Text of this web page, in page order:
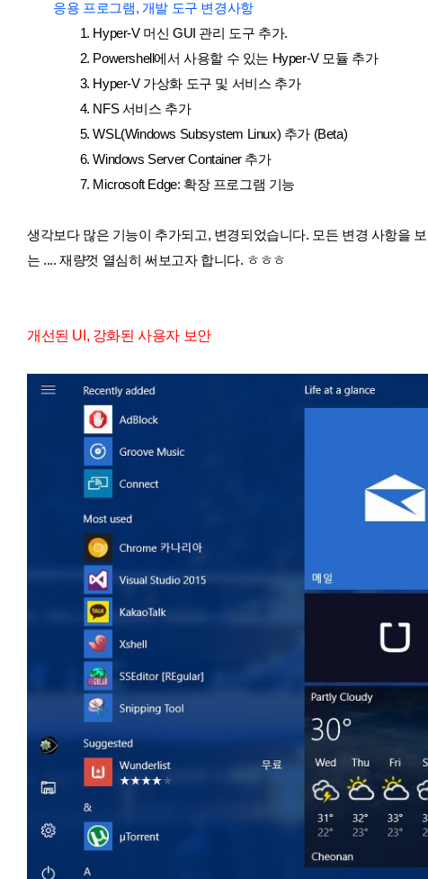
응용 프로그램, 개발 도구 변경사항
1. Hyper-V 머신 GUI 관리 도구 추가.
2. Powershell에서 사용할 수 있는 Hyper-V 모듈 추가
3. Hyper-V 가상화 도구 및 서비스 추가
4. NFS 서비스 추가
5. WSL(Windows Subsystem Linux) 추가 (Beta)
6. Windows Server Container 추가
7. Microsoft Edge: 확장 프로그램 기능
생각보다 많은 기능이 추가되고, 변경되었습니다. 모든 변경 사항을
는 .... 재량껏 열심히 써보고자 합니다. ㅎㅎㅎ
개선된 UI, 강화된 사용자 보안